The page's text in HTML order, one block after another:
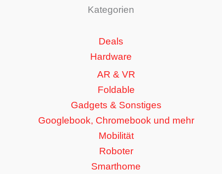
Kategorien
Deals
Hardware
AR & VR
Foldable
Gadgets & Sonstiges
Googlebook, Chromebook und mehr
Mobilität
Roboter
Smarthome